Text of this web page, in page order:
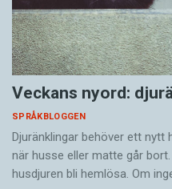
Veckans nyord:
SPRÅKBLOGGEN
Djuränklingar behöver ett nytt
när husse eller matte går
husdjuren bli hemlösa. Om